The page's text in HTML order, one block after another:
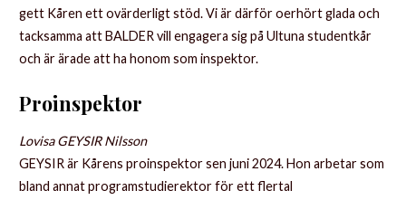
gett Kåren ett ovärderligt stöd. Vi är därför oerhört glada och
tacksamma att BALDER vill engagera sig på Ultuna studentkår
och är ärade att ha honom som inspektor.
Proinspektor
Lovisa GEYSIR Nilsson
GEYSIR är Kårens proinspektor sen juni 2024. Hon arbetar som
bland annat programstudierektor för ett flertal